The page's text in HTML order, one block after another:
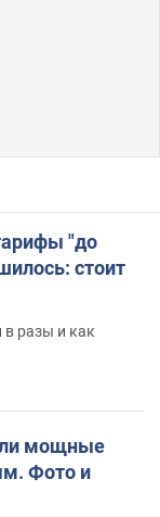
"до
стоит
разы и как
мощные
Фото и